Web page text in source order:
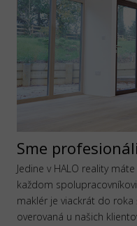
Sme
Jedine v HALO reality
každom
maklér je viackrát do
overovaná u našich